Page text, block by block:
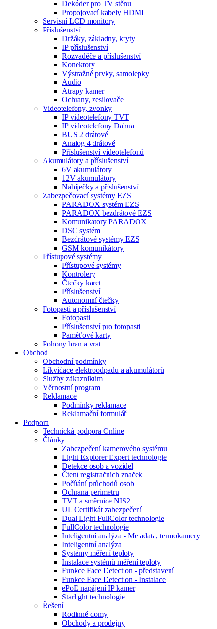
Dekóder pro TV stěnu
Propojovací kabely HDMI
Servisní LCD monitory
Příslušenství
Držáky, základny, kryty
IP příslušenství
Rozvaděče a příslušenství
Konektory
Výstražné prvky, samolepky
Audio
Atrapy kamer
Ochrany, zesilovače
Videotelefony, zvonky
IP videotelefony TVT
IP videotelefony Dahua
BUS 2 drátové
Analog 4 drátové
Příslušenství videotelefonů
Akumulátory a příslušenství
6V akumulátory
12V akumulátory
Nabíječky a příslušenství
Zabezpečovací systémy EZS
PARADOX systém EZS
PARADOX bezdrátové EZS
Komunikátory PARADOX
DSC systém
Bezdrátové systémy EZS
GSM komunikátory
Přístupové systémy
Přístupové systémy
Kontrolery
Čtečky karet
Příslušenství
Autonomní čtečky
Fotopasti a příslušenství
Fotopasti
Příslušenství pro fotopasti
Paměťové karty
Pohony bran a vrat
Obchod
Obchodní podmínky
Likvidace elektroodpadu a akumulátorů
Služby zákazníkům
Věrnostní program
Reklamace
Podmínky reklamace
Reklamační formulář
Podpora
Technická podpora Online
Články
Zabezpečení kamerového systému
Light Explorer Expert technologie
Detekce osob a vozidel
Čtení registračních značek
Počítání průchodů osob
Ochrana perimetru
TVT a směrnice NIS2
UL Certifikát zabezpečení
Dual Light FullColor technologie
FullColor technologie
Inteligentní analýza - Metadata, termokamery
Inteligentní analýza
Systémy měření teploty
Instalace systémů měření teploty
Funkce Face Detection - představení
Funkce Face Detection - Instalace
ePoE napájení IP kamer
Starlight technologie
Řešení
Rodinné domy
Obchody a prodejny